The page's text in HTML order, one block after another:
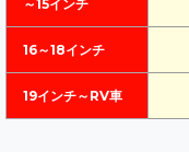
～15インチ
16～18インチ
19インチ～RV車